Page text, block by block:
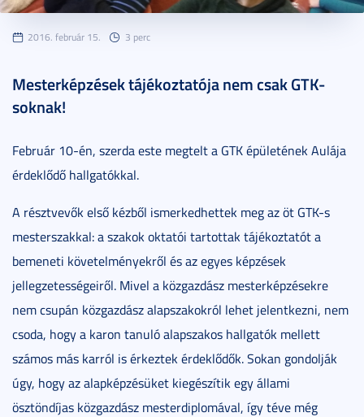
2016. február 15. 3 perc
Mesterképzések tájékoztatója nem csak GTK-
soknak!
Február 10-én, szerda este megtelt a GTK épületének Aulája
érdeklődő hallgatókkal.
A résztvevők első kézből ismerkedhettek meg az öt GTK-s
mesterszakkal: a szakok oktatói tartottak tájékoztatót a
bemeneti követelményekről és az egyes képzések
jellegzetességeiről. Mivel a közgazdász mesterképzésekre
nem csupán közgazdász alapszakokról lehet jelentkezni, nem
csoda, hogy a karon tanuló alapszakos hallgatók mellett
számos más karról is érkeztek érdeklődők. Sokan gondolják
úgy, hogy az alapképzésüket kiegészítik egy állami
ösztöndíjas közgazdász mesterdiplomával, így téve még